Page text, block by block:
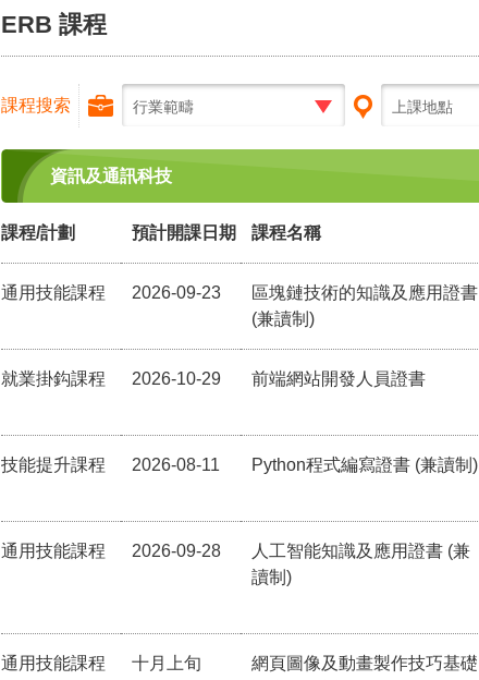
ERB 課程
課程搜索 行業範疇 上課地點
資訊及通訊科技
課程/計劃 預計開課日期 課程名稱
通用技能課程 2026-09-23
區塊鏈技術的知識及應用證書
(兼讀制)
就業掛鈎課程 2026-10-29 前端網站開發人員證書
技能提升課程 2026-08-11 Python程式編寫證書 (兼讀制)
通用技能課程 2026-09-28
人工智能知識及應用證書 (兼
讀制)
通用技能課程 十月上旬
網頁圖像及動畫製作技巧基礎